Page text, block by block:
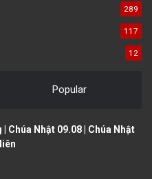
289
117
12
Popular
| Chúa Nhật 09.08 | Chúa Nhật